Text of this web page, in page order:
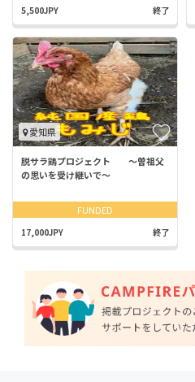
5,500JPY 終了
愛知県
脱サラ鶏プロジェクト 〜曽祖父
の思いを受け継いで〜
FUNDED
17,000JPY 終了